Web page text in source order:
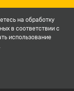
СКЛАД13.РФ.
на обработку
в соответствии с
использование